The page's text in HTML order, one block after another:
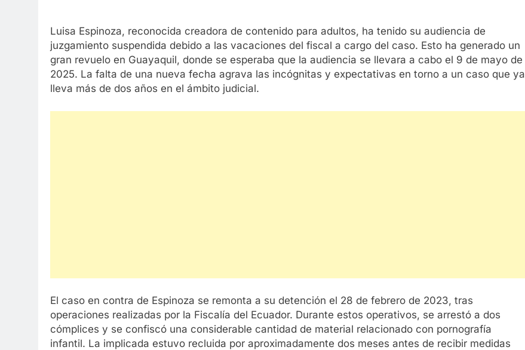
Luisa Espinoza, reconocida creadora de contenido para adultos, ha tenido su audiencia de
juzgamiento suspendida debido a las vacaciones del fiscal a cargo del caso. Esto ha generado un
gran revuelo en Guayaquil, donde se esperaba que la audiencia se llevara a cabo el 9 de mayo de
2025. La falta de una nueva fecha agrava las incógnitas y expectativas en torno a un caso que ya
lleva más de dos años en el ámbito judicial.
El caso en contra de Espinoza se remonta a su detención el 28 de febrero de 2023, tras
operaciones realizadas por la Fiscalía del Ecuador. Durante estos operativos, se arrestó a dos
cómplices y se confiscó una considerable cantidad de material relacionado con pornografía
infantil. La implicada estuvo recluida por aproximadamente dos meses antes de recibir medidas